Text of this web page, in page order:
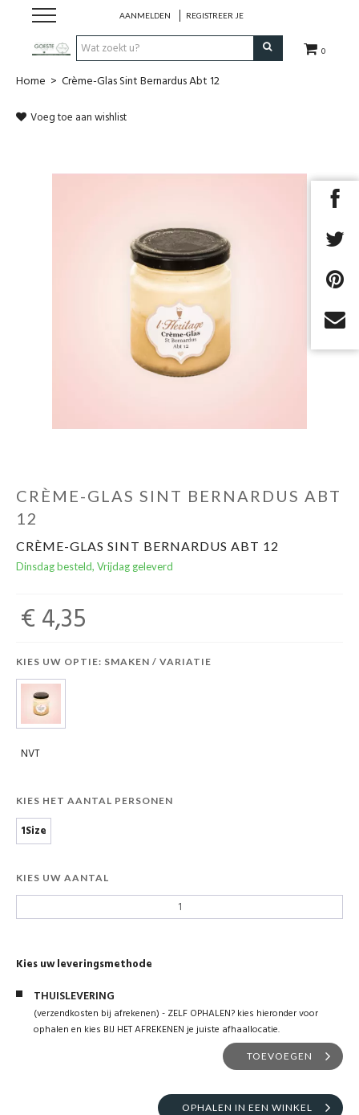
0
AANMELDEN REGISTREER JE
HOME
Huisgemaakt ijs
Home > Crème-Glas Sint Bernardus Abt 12
Voeg toe aan wishlist
CRÈME-GLAS SINT BERNARDUS ABT
12
CRÈME-GLAS SINT BERNARDUS ABT 12
Dinsdag besteld, Vrijdag geleverd
€ 4,35
KIES UW OPTIE: SMAKEN / VARIATIE
NVT
KIES HET AANTAL PERSONEN
1Size
KIES UW AANTAL
Kies uw leveringsmethode
THUISLEVERING
(verzendkosten bij afrekenen) - ZELF OPHALEN? kies hieronder voor
ophalen en kies BIJ HET AFREKENEN je juiste afhaallocatie.
TOEVOEGEN
OPHALEN IN EEN WINKEL